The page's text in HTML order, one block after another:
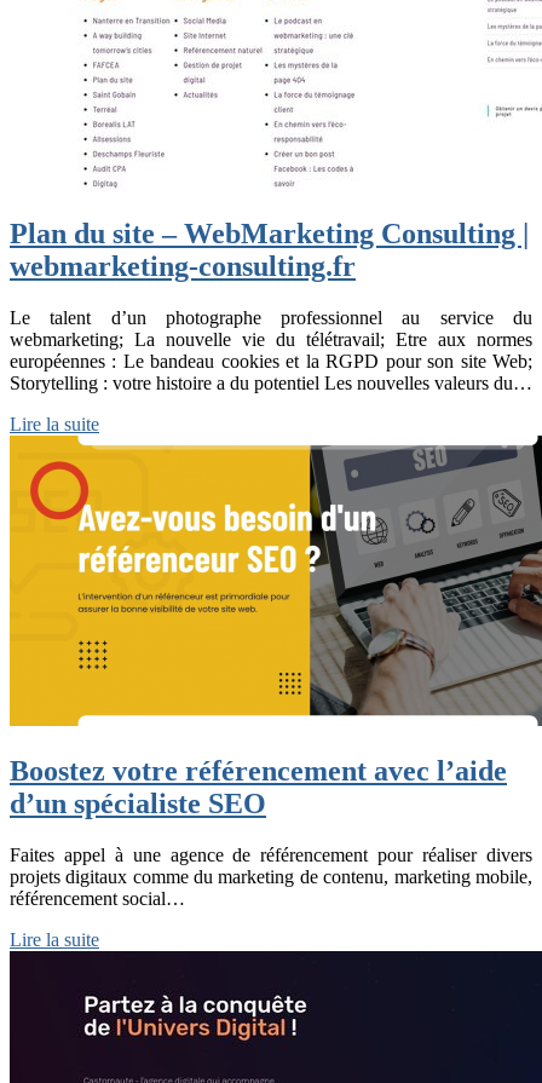
Plan du site – WebMarketing Consulting |
webmarketing-consulting.fr
Le talent d’un photographe professionnel au service du
webmarketing; La nouvelle vie du télétravail; Etre aux normes
européennes : Le bandeau cookies et la RGPD pour son site Web;
Storytelling : votre histoire a du potentiel Les nouvelles valeurs du…
Lire la suite
Boostez votre référencement avec l’aide
d’un spécialiste SEO
Faites appel à une agence de référencement pour réaliser divers
projets digitaux comme du marketing de contenu, marketing mobile,
référencement social…
Lire la suite